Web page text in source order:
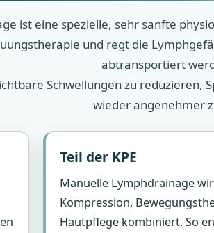
ist eine spezielle, sehr sanfte
und regt die
abtransportiert
Schwellungen zu
wieder angenehmer
Teil der KPE
Manuelle Lymphdrainage
Kompression,
Hautpflege kombiniert. So